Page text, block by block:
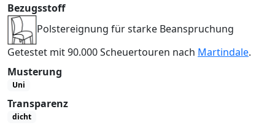
Bezugsstoff
Polstereignung für starke Beanspruchung
Getestet mit 90.000 Scheuertouren nach Martindale.
Musterung
Uni
Transparenz
dicht